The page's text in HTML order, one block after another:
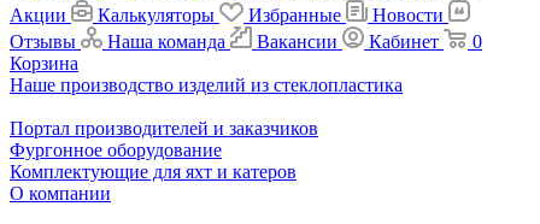
Акции
Калькуляторы Избранные
Новости
Отзывы
Наша команда Вакансии Кабинет
0
Корзина
Наше производство изделий из стеклопластика
Портал производителей и заказчиков
Фургонное оборудование
Комплектующие для яхт и катеров
О компании